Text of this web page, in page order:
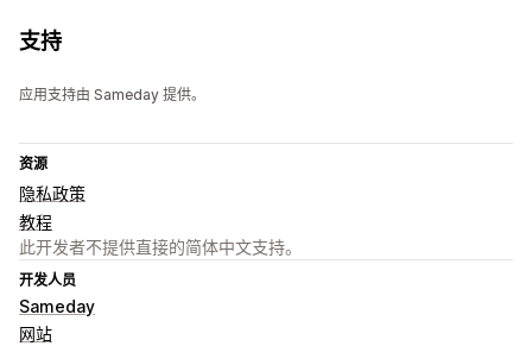
支持
应用支持由 Sameday 提供。
资源
隐私政策
教程
此开发者不提供直接的简体中文支持。
开发人员
Sameday
网站